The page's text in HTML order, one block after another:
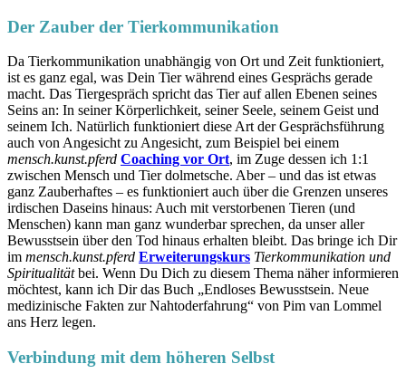
Der Zauber der Tierkommunikation
Da Tierkommunikation unabhängig von Ort und Zeit funktioniert,
ist es ganz egal, was Dein Tier während eines Gesprächs gerade
macht. Das Tiergespräch spricht das Tier auf allen Ebenen seines
Seins an: In seiner Körperlichkeit, seiner Seele, seinem Geist und
seinem Ich. Natürlich funktioniert diese Art der Gesprächsführung
auch von Angesicht zu Angesicht, zum Beispiel bei einem
mensch.kunst.pferd Coaching vor Ort, im Zuge dessen ich 1:1
zwischen Mensch und Tier dolmetsche. Aber – und das ist etwas
ganz Zauberhaftes – es funktioniert auch über die Grenzen unseres
irdischen Daseins hinaus: Auch mit verstorbenen Tieren (und
Menschen) kann man ganz wunderbar sprechen, da unser aller
Bewusstsein über den Tod hinaus erhalten bleibt. Das bringe ich Dir
im mensch.kunst.pferd Erweiterungskurs Tierkommunikation und
Spiritualitätbei. Wenn Du Dich zu diesem Thema näher informieren
möchtest, kann ich Dir das Buch „Endloses Bewusstsein. Neue
medizinische Fakten zur Nahtoderfahrung“ von Pim van Lommel
ans Herz legen.
Verbindung mit dem höheren Selbst